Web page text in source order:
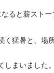
ると薪スト
猛暑と、場
まいました。